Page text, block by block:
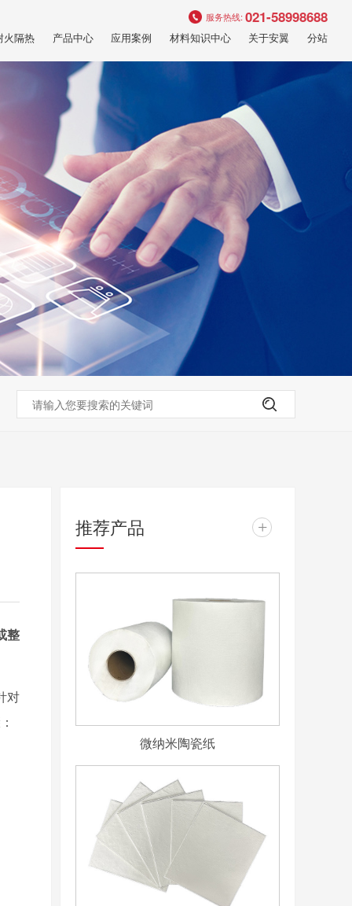
服务热线:021-58998688
火隔热 产品中心 应用案例 材料知识中心 关于安翼 分站
整
对
推荐产品 +
微纳米陶瓷纸